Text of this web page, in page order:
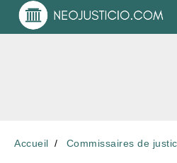
Accueil Commissaires de